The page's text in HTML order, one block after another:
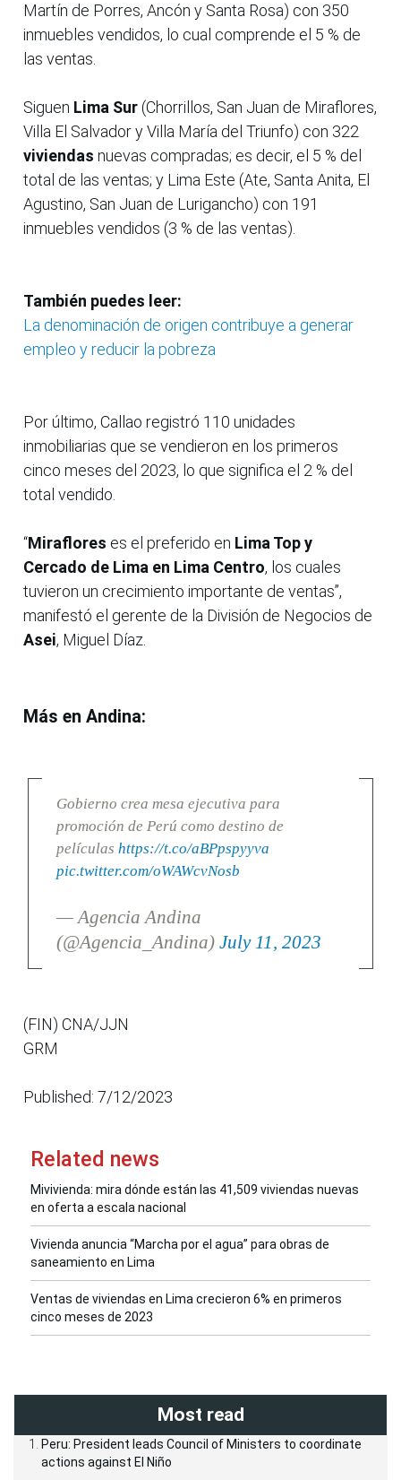
Martín de Porres, Ancón y Santa Rosa) con 350
inmuebles vendidos, lo cual comprende el 5 % de
las ventas.
Siguen Lima Sur (Chorrillos, San Juan de Miraflores,
Villa El Salvador y Villa María del Triunfo) con 322
viviendas nuevas compradas; es decir, el 5 % del
total de las ventas; y Lima Este (Ate, Santa Anita, El
Agustino, San Juan de Lurigancho) con 191
inmuebles vendidos (3 % de las ventas).
También puedes leer:
La denominación de origen contribuye a generar
empleo y reducir la pobreza
Por último, Callao registró 110 unidades
inmobiliarias que se vendieron en los primeros
cinco meses del 2023, lo que significa el 2 % del
total vendido.
“Miraflores es el preferido en Lima Top y
Cercado de Lima en Lima Centro, los cuales
tuvieron un crecimiento importante de ventas”,
manifestó el gerente de la División de Negocios de
Asei, Miguel Díaz.
Más en Andina:
Gobierno crea mesa ejecutiva para
promoción de Perú como destino de
películas https://t.co/aBPpspyyva
pic.twitter.com/oWAWcvNosb
— Agencia Andina
(@Agencia_Andina) July 11, 2023
(FIN) CNA/JJN
GRM
Published: 7/12/2023
Related news
Mivivienda: mira dónde están las 41,509 viviendas nuevas
en oferta a escala nacional
Vivienda anuncia “Marcha por el agua” para obras de
saneamiento en Lima
Ventas de viviendas en Lima crecieron 6% en primeros
cinco meses de 2023
Most read
Peru: President leads Council of Ministers to coordinate
actions against El Niño